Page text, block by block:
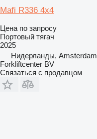
Mafi R336 4x4
Цена по запросу
Портовый тягач
2025
Нидерланды, Amsterdam
Forkliftcenter BV
Связаться с продавцом